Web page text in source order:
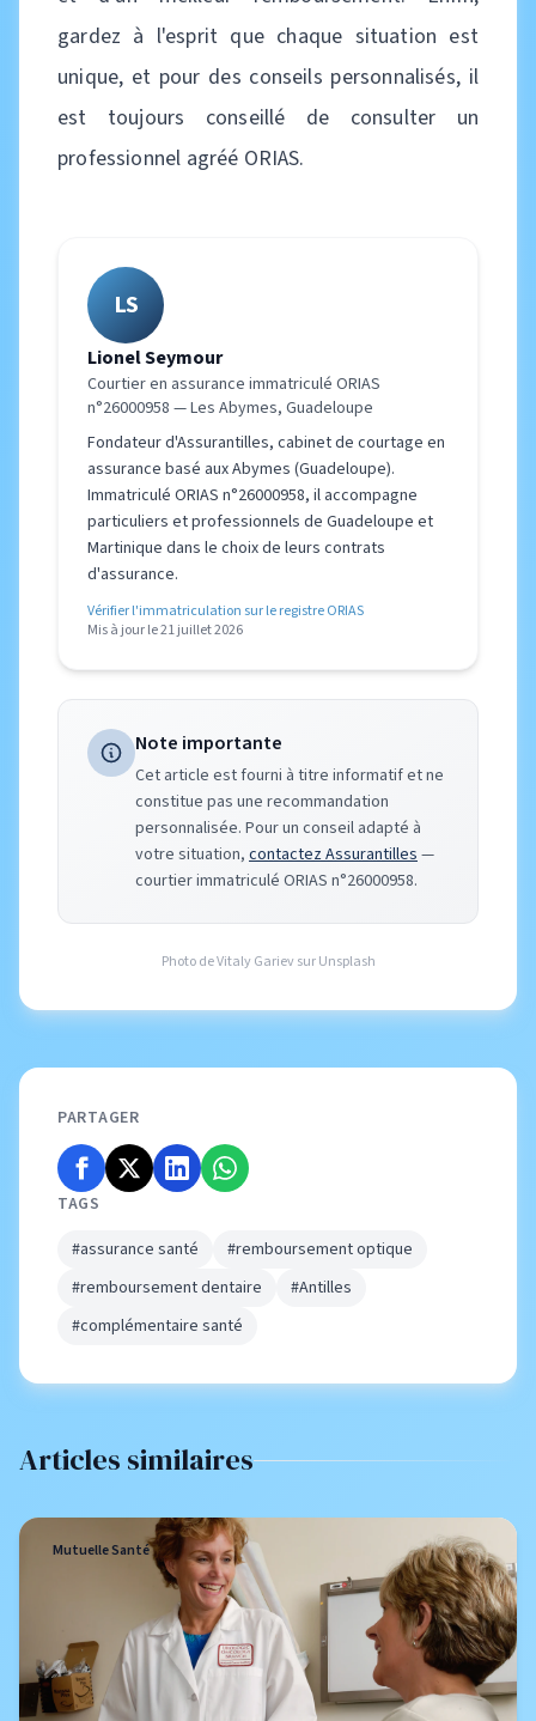
gardez à l'esprit que chaque situation est
unique, et pour des conseils personnalisés, il
est toujours conseillé de consulter un
professionnel agréé ORIAS.
LS
Lionel Seymour
Courtier en assurance immatriculé ORIAS
n°26000958 — Les Abymes, Guadeloupe
Fondateur d'Assurantilles, cabinet de courtage en
assurance basé aux Abymes (Guadeloupe).
Immatriculé ORIAS n°26000958, il accompagne
particuliers et professionnels de Guadeloupe et
Martinique dans le choix de leurs contrats
d'assurance.
Vérifier l'immatriculation sur le registre ORIAS
Mis à jour le 21 juillet 2026
Note importante
Cet article est fourni à titre informatif et ne
constitue pas une recommandation
personnalisée. Pour un conseil adapté à
votre situation, contactez Assurantilles—
courtier immatriculé ORIAS n°26000958.
Photo deVitaly GarievsurUnsplash
PARTAGER
TAGS
#assurance santé
#remboursement optique
#remboursement dentaire
#Antilles
#complémentaire santé
Articles similaires
Mutuelle Santé